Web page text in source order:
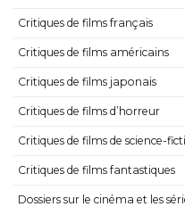
Critiques de films français
Critiques de films américains
Critiques de films japonais
Critiques de films d’horreur
Critiques de films de science-
Critiques de films fantastiques
Dossiers sur le cinéma et les